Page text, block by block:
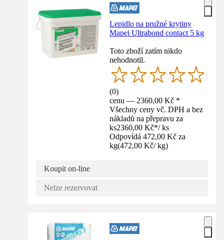
Lepidlo na pružné krytiny
Mapei Ultrabond contact 5 kg
Toto zboží zatím nikdo
nehodnotil.
(0)
cenu — 2360,00 Kč *
Všechny ceny vč. DPH a bez
nákladů na přepravu za
ks2360,00 Kč*/ ks
Odpovídá 472,00 Kč za
kg(472,00 Kč/ kg)
Koupit on-line
Nelze rezervovat